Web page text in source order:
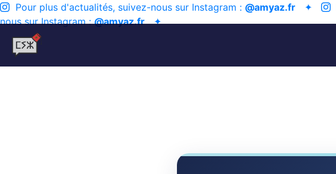
Pour plus d'actualités, suivez-nous sur Instagram : @amyaz.fr ✦
nous sur Instagram :@amyaz.fr✦